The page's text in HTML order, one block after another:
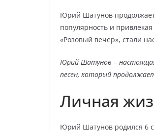
Юрий Шатунов
популярность и
«Розовый вечер», стали
Юрий Шатунов –
песен, который
Личная
Юрий Шатунов родился 6